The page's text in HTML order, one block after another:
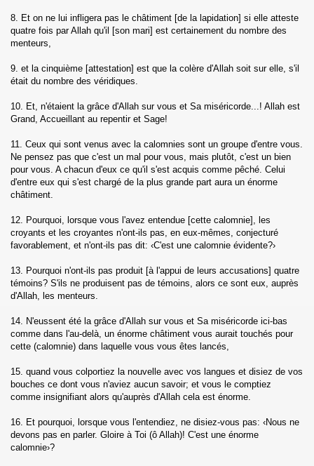
8. Et on ne lui infligera pas le châtiment [de la lapidation] si elle atteste
quatre fois par Allah qu'il [son mari] est certainement du nombre des
menteurs,
9. et la cinquième [attestation] est que la colère d'Allah soit sur elle, s'il
était du nombre des véridiques.
10. Et, n'étaient la grâce d'Allah sur vous et Sa miséricorde...! Allah est
Grand, Accueillant au repentir et Sage!
11. Ceux qui sont venus avec la calomnies sont un groupe d'entre vous.
Ne pensez pas que c'est un mal pour vous, mais plutôt, c'est un bien
pour vous. A chacun d'eux ce qu'il s'est acquis comme pêché. Celui
d'entre eux qui s'est chargé de la plus grande part aura un énorme
châtiment.
12. Pourquoi, lorsque vous l'avez entendue [cette calomnie], les
croyants et les croyantes n'ont-ils pas, en eux-mêmes, conjecturé
favorablement, et n'ont-ils pas dit: ‹C'est une calomnie évidente?›
13. Pourquoi n'ont-ils pas produit [à l'appui de leurs accusations] quatre
témoins? S'ils ne produisent pas de témoins, alors ce sont eux, auprès
d'Allah, les menteurs.
14. N'eussent été la grâce d'Allah sur vous et Sa miséricorde ici-bas
comme dans l'au-delà, un énorme châtiment vous aurait touchés pour
cette (calomnie) dans laquelle vous vous êtes lancés,
15. quand vous colportiez la nouvelle avec vos langues et disiez de vos
bouches ce dont vous n'aviez aucun savoir; et vous le comptiez
comme insignifiant alors qu'auprès d'Allah cela est énorme.
16. Et pourquoi, lorsque vous l'entendiez, ne disiez-vous pas: ‹Nous ne
devons pas en parler. Gloire à Toi (ô Allah)! C'est une énorme
calomnie›?
Furqane)